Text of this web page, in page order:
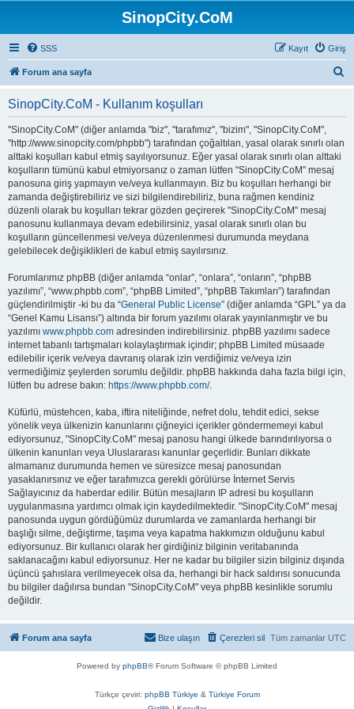
SinopCity.CoM
SSS Giriş
Kayıt
Forum ana sayfa
SinopCity.CoM - Kullanım koşulları
"SinopCity.CoM" (diğer anlamda "biz", "tarafımız", "bizim", "SinopCity.CoM",
"http://www.sinopcity.com/phpbb") tarafından çoğaltılan, yasal olarak sınırlı olan
alttaki koşulları kabul etmiş sayılıyorsunuz. Eğer yasal olarak sınırlı olan alttaki
koşulların tümünü kabul etmiyorsanız o zaman lütfen "SinopCity.CoM" mesaj
panosuna giriş yapmayın ve/veya kullanmayın. Biz bu koşulları herhangi bir
zamanda değiştirebiliriz ve sizi bilgilendirebiliriz, buna rağmen kendiniz
düzenli olarak bu koşulları tekrar gözden geçirerek "SinopCity.CoM" mesaj
panosunu kullanmaya devam edebilirsiniz, yasal olarak sınırlı olan bu
koşulların güncellenmesi ve/veya düzenlenmesi durumunda meydana
gelebilecek değişiklikleri de kabul etmiş sayılırsınız.
Forumlarımız phpBB (diğer anlamda “onlar”, “onlara”, “onların”, “phpBB
yazılımı”, “www.phpbb.com”, “phpBB Limited”, “phpBB Takımları”) tarafından
güçlendirilmiştir -ki bu da “General Public License” (diğer anlamda “GPL” ya da
“Genel Kamu Lisansı”) altında bir forum yazılımı olarak yayınlanmıştır ve bu
yazılımı www.phpbb.com adresinden indirebilirsiniz. phpBB yazılımı sadece
internet tabanlı tartışmaları kolaylaştırmak içindir; phpBB Limited müsaade
edilebilir içerik ve/veya davranış olarak izin verdiğimiz ve/veya izin
vermediğimiz şeylerden sorumlu değildir. phpBB hakkında daha fazla bilgi için,
lütfen bu adrese bakın: https://www.phpbb.com/.
Küfürlü, müstehcen, kaba, iftira niteliğinde, nefret dolu, tehdit edici, sekse
yönelik veya ülkenizin kanunlarını çiğneyici içerikler göndermemeyi kabul
ediyorsunuz, "SinopCity.CoM" mesaj panosu hangi ülkede barındırılıyorsa o
ülkenin kanunları veya Uluslararası kanunlar geçerlidir. Bunları dikkate
almamanız durumunda hemen ve süresizce mesaj panosundan
yasaklanırsınız ve eğer tarafımızca gerekli görülürse İnternet Servis
Sağlayıcınız da haberdar edilir. Bütün mesajların IP adresi bu koşulların
uygulanmasına yardımcı olmak için kaydedilmektedir. "SinopCity.CoM" mesaj
panosunda uygun gördüğümüz durumlarda ve zamanlarda herhangi bir
başlığı silme, değiştirme, taşıma veya kapatma hakkımızın olduğunu kabul
ediyorsunuz. Bir kullanıcı olarak her girdiğiniz bilginin veritabanında
saklanacağını kabul ediyorsunuz. Her ne kadar bu bilgiler sizin bilginiz dışında
üçüncü şahıslara verilmeyecek olsa da, herhangi bir hack saldırısı sonucunda
bu bilgiler dağılırsa bundan "SinopCity.CoM" veya phpBB kesinlikle sorumlu
değildir.
Forum ana sayfa Tüm zamanlar UTC
Çerezleri sil
Bize ulaşın
Powered by phpBB® Forum Software © phpBB Limited
Türkçe çeviri: phpBB Türkiye & Türkiye Forum